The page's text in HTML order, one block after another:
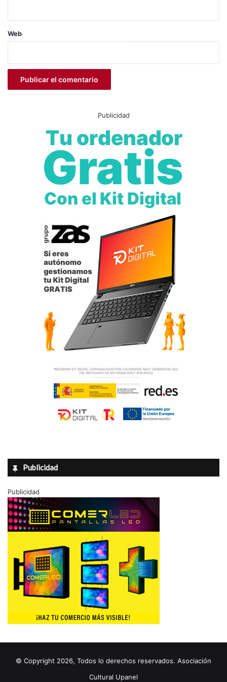
#CalzadoEspañol
#Moda #MuseoDelCalzado
#PaulaVázquez #PremioMejorCalzada
#TeatroCastelar Elda
Web
Publicidad
Publicidad
Publicidad
© Copyright 2026, Todos lo derechos reservados. Asociación
Cultural Upanel